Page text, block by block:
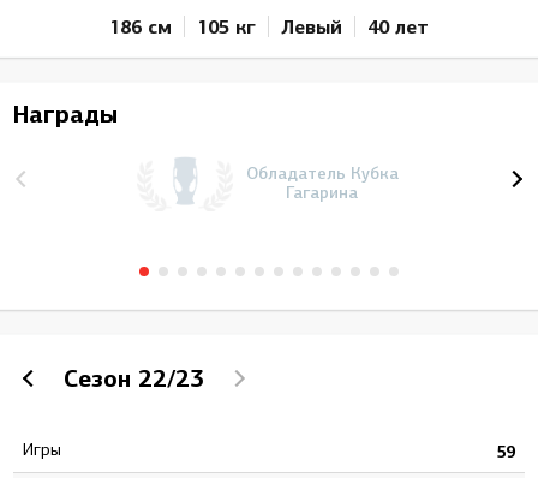
186 см 105 кг Левый 40 лет
Награды
Обладатель Кубка
Гагарина
Сезон 22/23
Игры 59